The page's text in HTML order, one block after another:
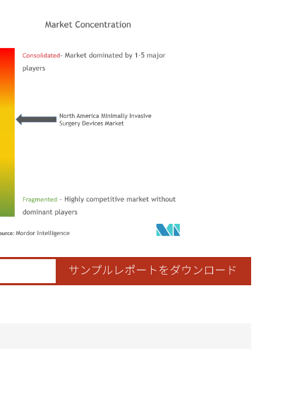
。再利用にはCC BY 4.0の表示が必要です。